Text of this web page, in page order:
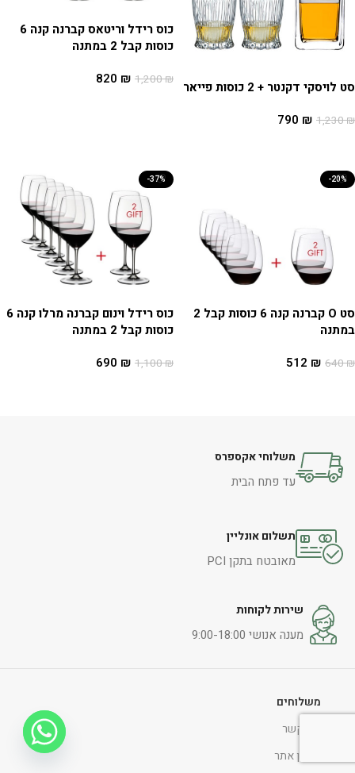
סט לויסקי דקנטר + 2 כוסות פייאר
1,230₪
790 ₪
כוס רידל וריטאס קברנה קנה 6
כוסות קבל 2 במתנה
1,200₪
820 ₪
-20%
סט O קברנה קנה 6 כוסות קבל 2
במתנה
640₪
512 ₪
-37%
כוס רידל וינום קברנה מרלו קנה 6
כוסות קבל 2 במתנה
1,100₪
690 ₪
משלוחי אקספרס
עד פתח הבית
תשלום אונליין
מאובטח בתקן PCI
שירות לקוחות
מענה אנושי 9:00-18:00
משלוחים
צור קשר
תקנון אתר